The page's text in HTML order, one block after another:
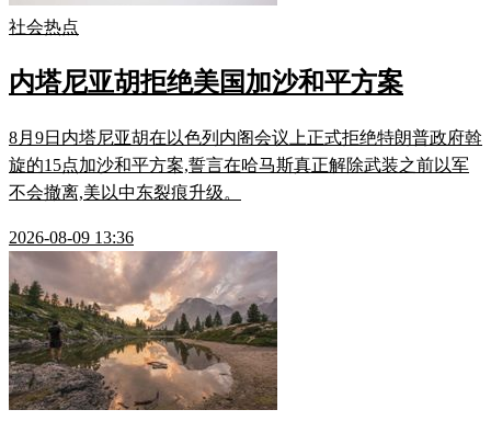
社会热点
内塔尼亚胡拒绝美国加沙和平方案
8月9日内塔尼亚胡在以色列内阁会议上正式拒绝特朗普政府斡
旋的15点加沙和平方案,誓言在哈马斯真正解除武装之前以军
不会撤离,美以中东裂痕升级。
2026-08-09 13:36